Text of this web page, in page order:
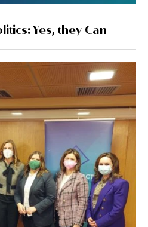
Yes, they Can